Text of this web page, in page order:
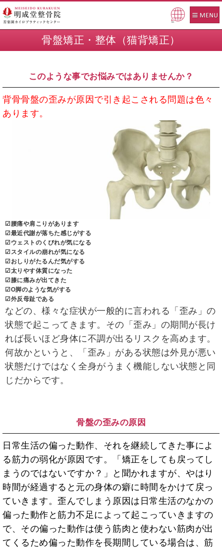
Pow
by
骨盤矯正・整体（猫背矯正）
このような事でお悩みではありませんか？
背骨骨盤の歪みが原因で引き起こされる問題は色々
あります。
☑腰痛や肩こりがあります
☑最近代謝が落ちた感じがする
☑ウェストのくびれが気になる
☑スタイルの崩れが気になる
☑おしりがたるんだ気がする
☑太りやす体質になった
☑膝に痛みが出てきた
☑O脚のような気がする
☑外反母趾である
などの、様々な症状が一般的に言われる「歪み」の
状態で起こってきます。その「歪み」の期間が長け
れば長いほど身体に不調が出るリスクを高めます。
何故かというと、「歪み」がある状態は外見が悪い
状態だけではなく全身がうまく機能しない状態と同
じだからです。
骨盤の歪みの原因
日常生活の偏った動作、それを継続してきた事によ
る筋力の弱化が原因です。「矯正をしても戻ってし
まうのではないですか？」と聞かれますが、やはり
時間が経過すると元の身体の癖に時間をかけて戻っ
ていきます。歪んでしまう原因は日常生活のなかの
偏った動作と筋力不足によって起こっていきますの
で、その偏った動作は使う筋肉と使わない筋肉が出
てくるため偏った動作を長期間している場合は、筋